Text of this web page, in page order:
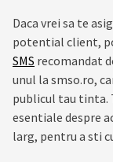
Daca vrei sa te
potential client,
SMS recomandat
unul la smso.ro,
publicul tau tinta.
esentiale despre
larg, pentru a sti